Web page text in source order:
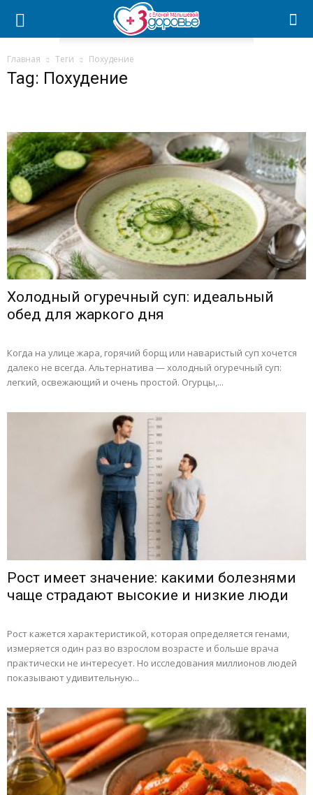
Главная Теги Похудение
Tag: Похудение
Холодный огуречный суп: идеальный
обед для жаркого дня
Когда на улице жара, горячий борщ или наваристый суп хочется
далеко не всегда. Альтернатива — холодный огуречный суп:
легкий, освежающий и очень простой. Огурцы,...
Рост имеет значение: какими болезнями
чаще страдают высокие и низкие люди
Рост кажется характеристикой, которая определяется генами,
измеряется один раз во взрослом возрасте и больше врача
практически не интересует. Но исследования миллионов людей
показывают удивительную...